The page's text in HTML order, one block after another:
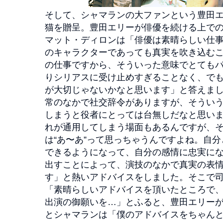
そして、シャマランの大ファンという豊田
猫を贈呈。豊田エリーが俳優を続ける上で
マット・ディロンは「俳優は素晴らしい仕
のキャラクターであっても真実を吹き込む
の仕事ですから、そういった意味でとても
りシリアスに受け止めすぎることなく、で
が大切じゃないかなと思います」と答えま
常のなかで社交辞令がありますが、そうい
しまうと役者にとっては台無しだなと思い
れが通用してしまう場面もあるんですが、
は“あ〜あ”って思っちゃうんですよね。自
できるようになって、自分の感情に忠実に
出すことによって、演技のなかで真実の表
す」と熱いアドバイスをしました。そこで
「素晴らしいアドバイスを頂いたところで
出演の御願いを…」とふると、豊田エリー
とシャマランは「僕のアドバイスをちゃん